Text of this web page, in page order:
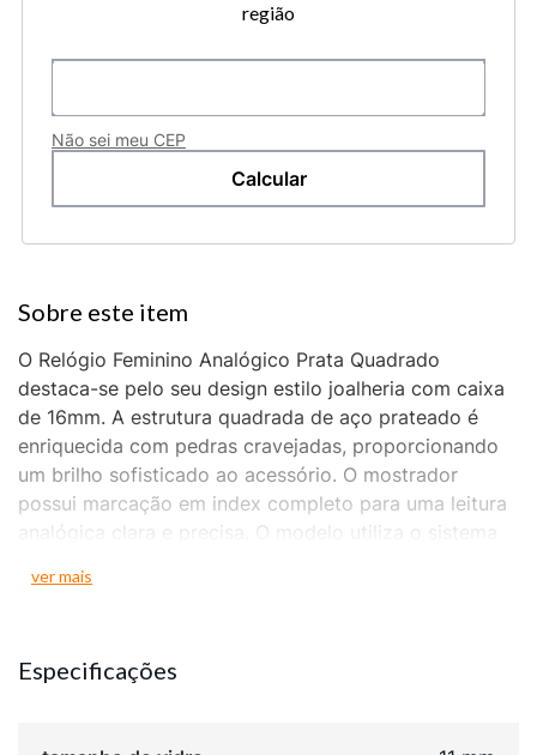
região
Não sei meu CEP
O Relógio Feminino Analógico Prata Quadrado
destaca-se pelo seu design estilo joalheria com caixa
de 16mm. A estrutura quadrada de aço prateado é
enriquecida com pedras cravejadas, proporcionando
um brilho sofisticado ao acessório. O mostrador
possui marcação em index completo para uma leitura
analógica clara e precisa. O modelo utiliza o sistema
compactas e elegantes. A pulseira também conta com
de fechamento é do tipo joalheria, garantindo que a
ver mais
Especificações